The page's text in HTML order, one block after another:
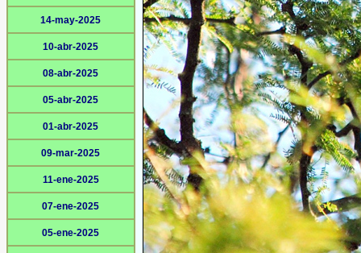
14-may-2025
10-abr-2025
08-abr-2025
05-abr-2025
01-abr-2025
09-mar-2025
11-ene-2025
07-ene-2025
05-ene-2025